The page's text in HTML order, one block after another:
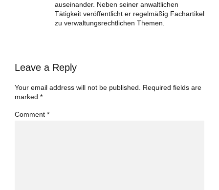
auseinander. Neben seiner anwaltlichen
Tätigkeit veröffentlicht er regelmäßig Fachartikel
zu verwaltungsrechtlichen Themen.
Leave a Reply
Your email address will not be published. Required fields are
marked *
Comment *